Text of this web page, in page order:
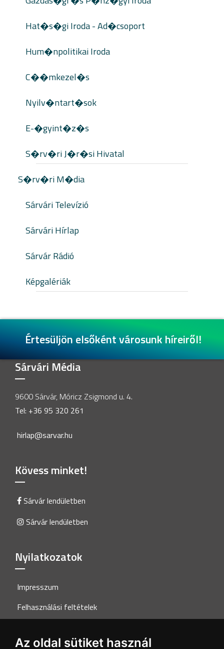
Az oldal sütiket használ
Hat�s�gi Iroda - Ad�csoport
Hum�npolitikai Iroda
C��mkezel�s
Nyilv�ntart�sok
E-�gyint�z�s
S�rv�ri J�r�si Hivatal
S�rv�ri M�dia
Sárvári Televízió
Sárvári Hírlap
Sárvár Rádió
Képgalériák
Értesüljön elsőként városunk híreiről!
Sárvári Média
9600 Sárvár, Móricz Zsigmond u. 4.
Tel: +36 95 320 261
hirlap@sarvar.hu
Kövess minket!
Sárvár lendületben
Sárvár lendületben
Nyilatkozatok
Impresszum
Felhasználási feltételek